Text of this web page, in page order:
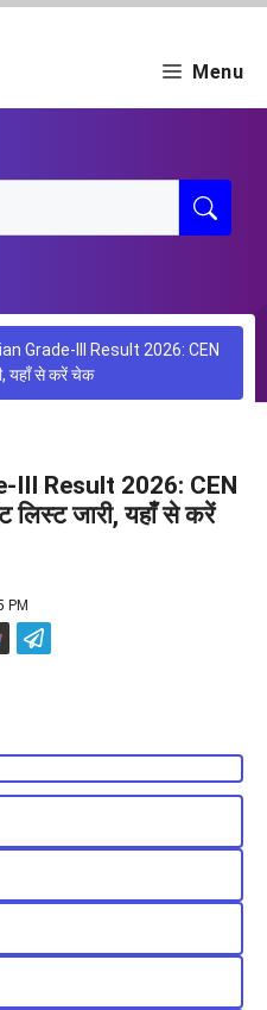
Menu
Grade-III Result 2026: CEN
यहाँ से करें चेक
III Result 2026: CEN
लिस्ट जारी, यहाँ से करें
PM